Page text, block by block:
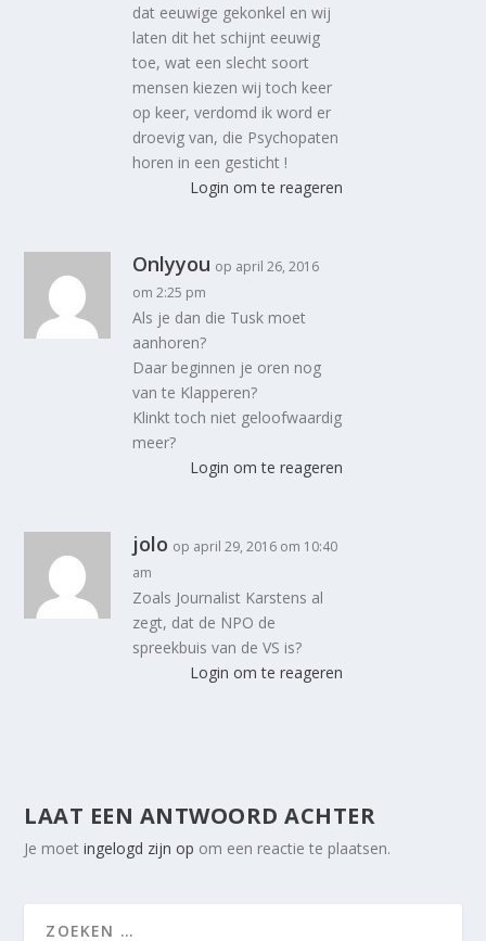
dat eeuwige gekonkel en wij
laten dit het schijnt eeuwig
toe, wat een slecht soort
mensen kiezen wij toch keer
op keer, verdomd ik word er
droevig van, die Psychopaten
horen in een gesticht !
Login om te reageren
Onlyyou op april 26, 2016
om 2:25 pm
Als je dan die Tusk moet
aanhoren?
Daar beginnen je oren nog
van te Klapperen?
Klinkt toch niet geloofwaardig
meer?
Login om te reageren
jolo op april 29, 2016 om 10:40
am
Zoals Journalist Karstens al
zegt, dat de NPO de
spreekbuis van de VS is?
Login om te reageren
LAAT EEN ANTWOORD ACHTER
Je moetingelogd zijn op om een reactie te plaatsen.